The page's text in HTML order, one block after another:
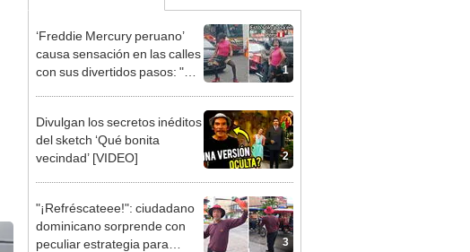
1
‘Freddie Mercury peruano’
causa sensación en las calles
con sus divertidos pasos: "En
2
Divulgan los secretos inéditos
del sketch ‘Qué bonita
vecindad’ [VIDEO]
3
"¡Refréscateee!": ciudadano
dominicano sorprende con
peculiar estrategia para